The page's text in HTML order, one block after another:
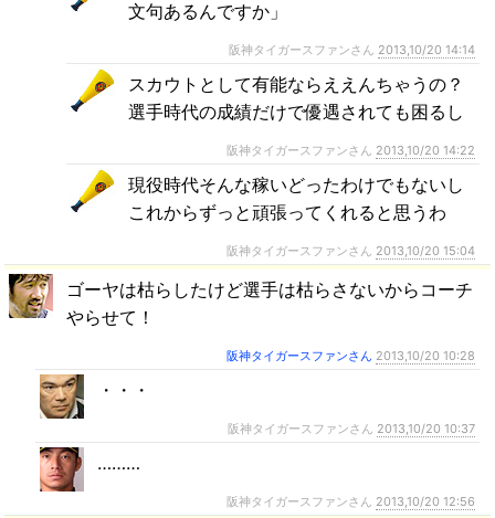
文句あるんですか」
阪神タイガースファンさん 2013,10/20 14:14
スカウトとして有能ならええんちゃうの？
選手時代の成績だけで優遇されても困るし
阪神タイガースファンさん 2013,10/20 14:22
現役時代そんな稼いどったわけでもないし
これからずっと頑張ってくれると思うわ
阪神タイガースファンさん 2013,10/20 15:04
ゴーヤは枯らしたけど選手は枯らさないからコーチ
やらせて！
阪神タイガースファンさん 2013,10/20 10:28
・・・
阪神タイガースファンさん 2013,10/20 10:37
………
阪神タイガースファンさん 2013,10/20 12:56